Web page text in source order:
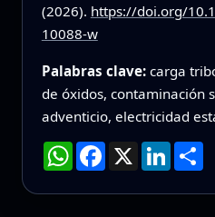
(2026). https://doi.org/
10088-w
Palabras clave: carga
de óxidos, contaminación
adventicio, electricidad
WhatsApp
Facebook
X